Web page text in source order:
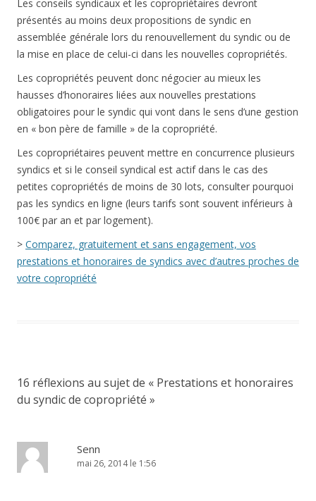
Les conseils syndicaux et les copropriétaires devront
présentés au moins deux propositions de syndic en
assemblée générale lors du renouvellement du syndic ou de
la mise en place de celui-ci dans les nouvelles copropriétés.
Les copropriétés peuvent donc négocier au mieux les
hausses d’honoraires liées aux nouvelles prestations
obligatoires pour le syndic qui vont dans le sens d’une gestion
en « bon père de famille » de la copropriété.
Les copropriétaires peuvent mettre en concurrence plusieurs
syndics et si le conseil syndical est actif dans le cas des
petites copropriétés de moins de 30 lots, consulter pourquoi
pas les syndics en ligne (leurs tarifs sont souvent inférieurs à
100€ par an et par logement).
> Comparez, gratuitement et sans engagement, vos
prestations et honoraires de syndics avec d’autres proches de
votre copropriété
16 réflexions au sujet de « Prestations et honoraires
du syndic de copropriété »
Senn
mai 26, 2014 le 1:56